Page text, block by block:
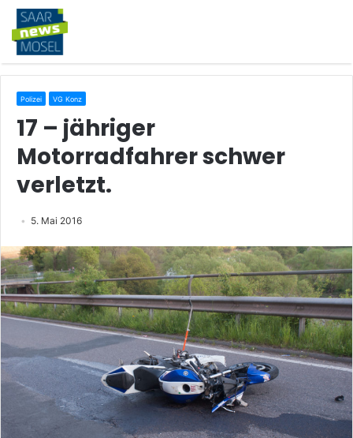
Polizei VG Konz
17 – jähriger
Motorradfahrer schwer
verletzt.
5. Mai 2016